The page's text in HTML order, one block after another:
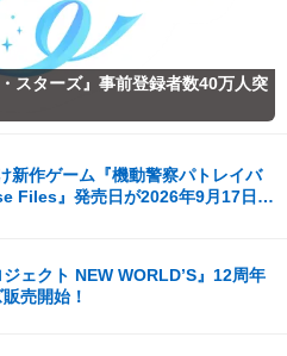
スターズ』事前登録者数40万人突
新作ゲーム『機動警察パトレイバ
Files』発売日が2026年9月17日
ジェクト NEW WORLD’S』12周年
売開始！